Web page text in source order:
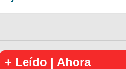
+ Leído | Ahora